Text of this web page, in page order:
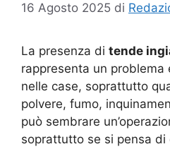
16 Agosto 2025 di
La presenza di tende
rappresenta un
nelle case, soprattutto
polvere, fumo,
può sembrare
soprattutto se si pensa di